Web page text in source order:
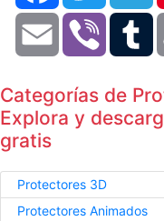
Email Viber
Categorías de
Explora y
gratis
Protectores 3D
Protectores Animados